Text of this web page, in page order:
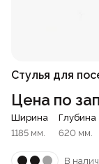
Стулья для
Цена по
Ширина
1185 мм.
Глубина
620 мм.
В